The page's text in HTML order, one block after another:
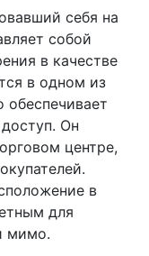
себя на
собой
в качестве
в одном из
обеспечивает
Он
центре,
в
для
мимо.